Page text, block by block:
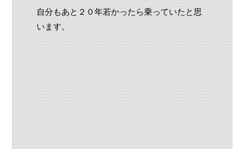
自分もあと２０年若かったら乗っていたと思
います。